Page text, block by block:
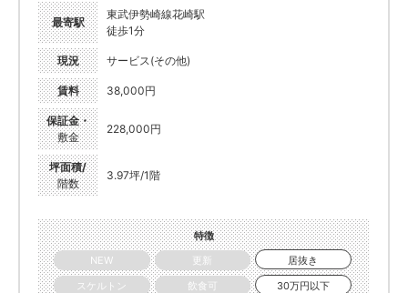
最寄駅
東武伊勢崎線花崎駅
徒歩1分
現況 サービス(その他)
賃料 38,000円
保証金・
敷金
228,000円
坪面積/
階数
3.97坪/1階
特徴
NEW
更新
居抜き
スケルトン
飲食可
30万円以下